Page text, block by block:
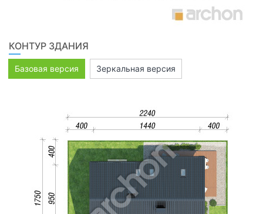
КОНТУР ЗДАНИЯ
Базовая версия Зеркальная версия